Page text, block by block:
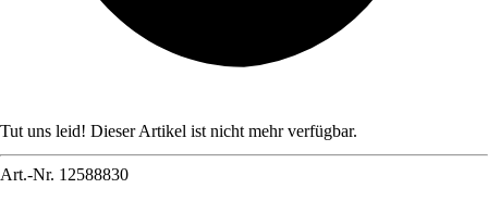
Tut uns leid! Dieser Artikel ist nicht mehr verfügbar.
Art.-Nr. 12588830